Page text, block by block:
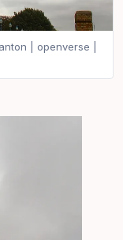
| openverse |